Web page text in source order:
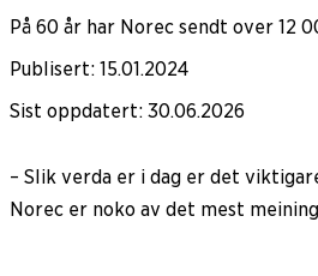
På 60 år har Norec sendt over 12
Publisert: 15.01.2024
Sist oppdatert: 30.06.2026
– Slik verda er i dag er det
Norec er noko av det mest